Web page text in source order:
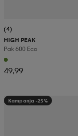
(4)
HIGH PEAK
Pak 600 Eco
49,99
Kampanja -25%